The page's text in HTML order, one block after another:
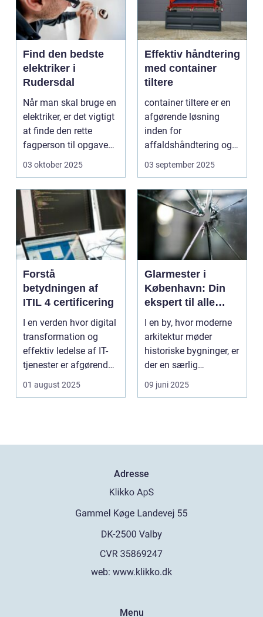
Find den bedste
elektriker i
Rudersdal
Når man skal bruge en
elektriker, er det vigtigt
at finde den rette
fagperson til opgaven.
Is&...
03 oktober 2025
Effektiv håndtering
med container
tiltere
container tiltere er en
afgørende løsning
inden for
affaldshåndtering og
genanve...
03 september 2025
Forstå
betydningen af
ITIL 4 certificering
I en verden hvor digital
transformation og
effektiv ledelse af IT-
tjenester er afgørende,
st&...
01 august 2025
Glarmester i
København: Din
ekspert til alle
glasbehov
I en by, hvor moderne
arkitektur møder
historiske bygninger, er
der en særlig
ekspertis...
09 juni 2025
Adresse
web: www.klikko.dk
Menu